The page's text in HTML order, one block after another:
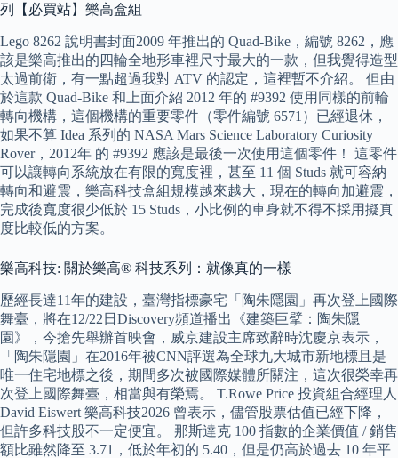
列【必買站】樂高盒組
Lego 8262 說明書封面2009 年推出的 Quad-Bike，編號 8262，應
該是樂高推出的四輪全地形車裡尺寸最大的一款，但我覺得造型
太過前衛，有一點超過我對 ATV 的認定，這裡暫不介紹。 但由
於這款 Quad-Bike 和上面介紹 2012 年的 #9392 使用同樣的前輪
轉向機構，這個機構的重要零件（零件編號 6571）已經退休，
如果不算 Idea 系列的 NASA Mars Science Laboratory Curiosity
Rover，2012年 的 #9392 應該是最後一次使用這個零件！ 這零件
可以讓轉向系統放在有限的寬度裡，甚至 11 個 Studs 就可容納
轉向和避震，樂高科技盒組規模越來越大，現在的轉向加避震，
完成後寬度很少低於 15 Studs，小比例的車身就不得不採用擬真
度比較低的方案。
樂高科技: 關於樂高® 科技系列：就像真的一樣
歷經長達11年的建設，臺灣指標豪宅「陶朱隱園」再次登上國際
舞臺，將在12/22日Discovery頻道播出《建築巨擘：陶朱隱
園》，今搶先舉辦首映會，威京建設主席致辭時沈慶京表示，
「陶朱隱園」在2016年被CNN評選為全球九大城市新地標且是
唯一住宅地標之後，期間多次被國際媒體所關注，這次很榮幸再
次登上國際舞臺，相當與有榮焉。 T.Rowe Price 投資組合經理人
David Eiswert 樂高科技2026 曾表示，儘管股票估值已經下降，
但許多科技股不一定便宜。 那斯達克 100 指數的企業價值 / 銷售
額比雖然降至 3.71，低於年初的 5.40，但是仍高於過去 10 年平